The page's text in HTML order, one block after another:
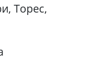
Торес,